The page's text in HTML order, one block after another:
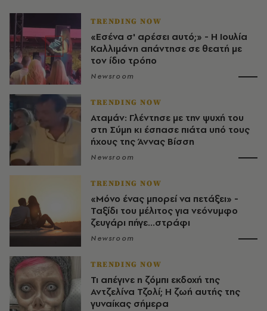
TRENDING NOW
«Εσένα σ' αρέσει αυτό;» - Η Ιουλία
Καλλιμάνη απάντησε σε θεατή με
τον ίδιο τρόπο
Newsroom
TRENDING NOW
Αταμάν: Γλέντησε με την ψυχή του
στη Σύμη κι έσπασε πιάτα υπό τους
ήχους της Άννας Βίσση
Newsroom
TRENDING NOW
«Μόνο ένας μπορεί να πετάξει» -
Ταξίδι του μέλιτος για νεόνυμφο
ζευγάρι πήγε...στράφι
Newsroom
TRENDING NOW
Τι απέγινε η ζόμπι εκδοχή της
Αντζελίνα Τζολί; Η ζωή αυτής της
γυναίκας σήμερα